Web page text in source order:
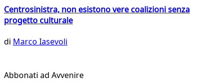
Centrosinistra, non esistono vere coalizioni senza
progetto culturale
di Marco Iasevoli
Abbonati ad Avvenire